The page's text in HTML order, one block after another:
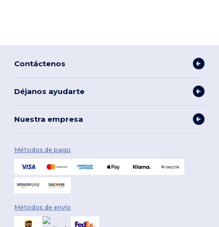
Contáctenos
Déjanos ayudarte
Nuestra empresa
Métodos de pago
Métodos de envío